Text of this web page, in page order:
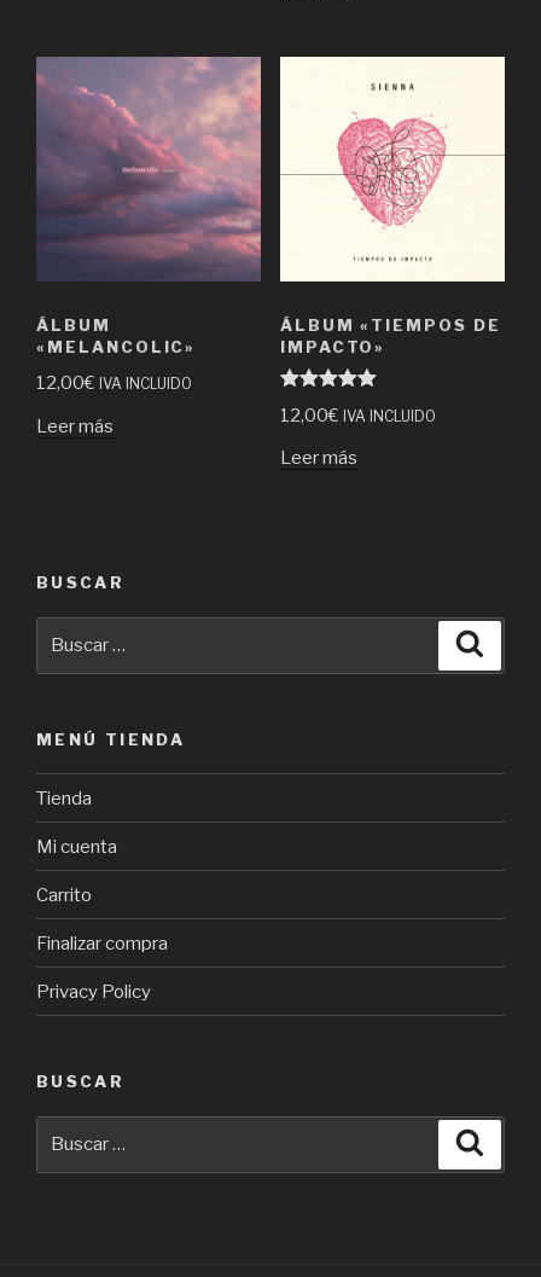
ÁLBUM
«MELANCOLIC»
12,00€ IVA INCLUIDO
Leer más
ÁLBUM «TIEMPOS DE
IMPACTO»
Valorado en
5.00de 5
12,00€ IVA INCLUIDO
Leer más
BUSCAR
MENÚ TIENDA
Tienda
Mi cuenta
Carrito
Finalizar compra
Privacy Policy
BUSCAR